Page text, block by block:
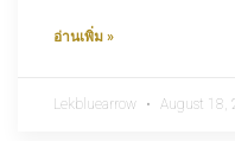
อ่านเพิ่ม »
Lekbluearrow August 18,